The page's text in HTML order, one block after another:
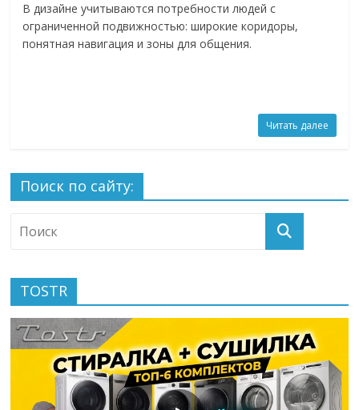
В дизайне учитываются потребности людей с
ограниченной подвижностью: широкие коридоры,
понятная навигация и зоны для общения.
Читать далее
Поиск по сайту:
TOSTR